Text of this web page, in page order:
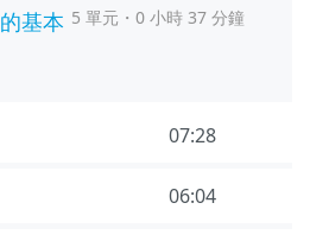
基本 5 單元・0 小時 37 分鐘
07:28
06:04